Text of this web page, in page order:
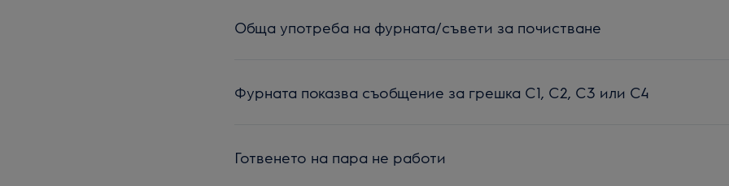
Обща употреба на фурната/съвети за почистване
Фурната показва съобщение за грешка C1, C2, C3 или C4
Готвенето на пара не работи